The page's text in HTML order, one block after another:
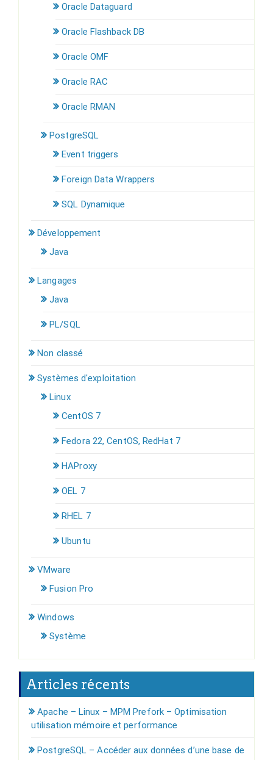
Oracle Dataguard
Oracle Flashback DB
Oracle OMF
Oracle RAC
Oracle RMAN
PostgreSQL
Event triggers
Foreign Data Wrappers
SQL Dynamique
Développement
Java
Langages
Java
PL/SQL
Non classé
Systèmes d'exploitation
Linux
CentOS 7
Fedora 22, CentOS, RedHat 7
HAProxy
OEL 7
RHEL 7
Ubuntu
VMware
Fusion Pro
Windows
Système
Articles récents
Apache – Linux – MPM Prefork – Optimisation
utilisation mémoire et performance
PostgreSQL – Accéder aux données d’une base de